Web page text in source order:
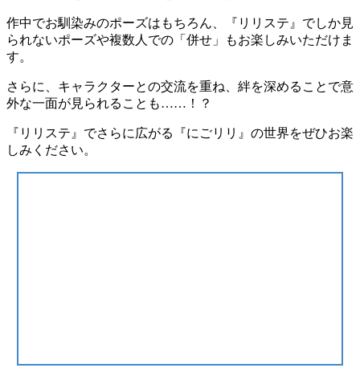
作中でお馴染みのポーズはもちろん、『リリステ』でしか見
られないポーズや複数人での「併せ」もお楽しみいただけま
す。
さらに、キャラクターとの交流を重ね、絆を深めることで意
外な一面が見られることも……！？
『リリステ』でさらに広がる『にごリリ』の世界をぜひお楽
しみください。